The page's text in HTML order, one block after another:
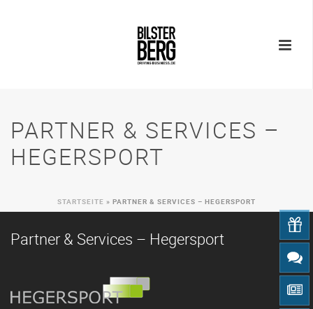
PARTNER & SERVICES –
HEGERSPORT
STARTSEITE » PARTNER & SERVICES – HEGERSPORT
Partner & Services – Hegersport